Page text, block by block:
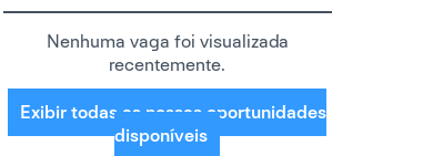
Nenhuma vaga foi visualizada
recentemente.
Exibir todas as nossas oportunidades
disponíveis